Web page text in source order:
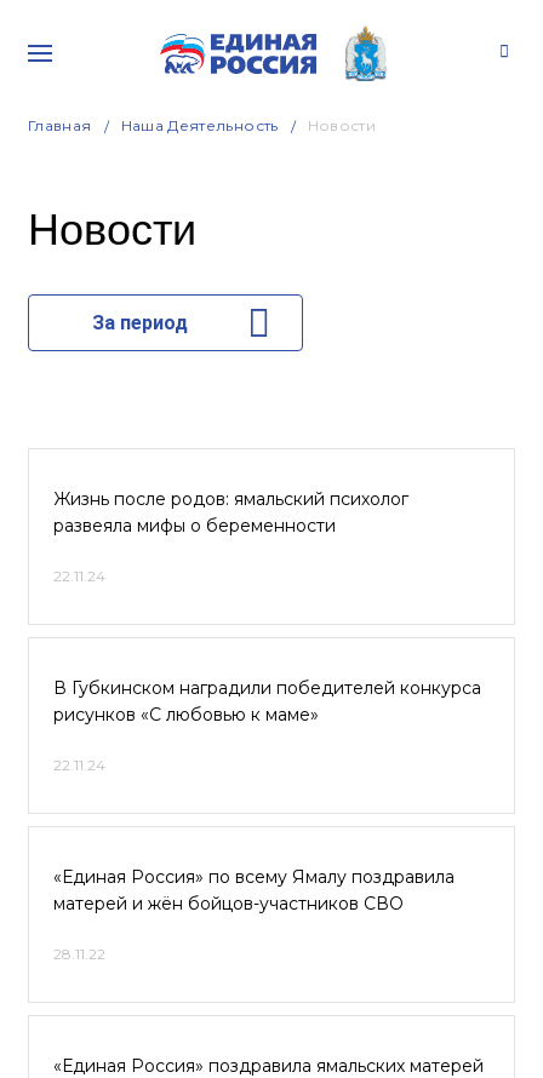
Главная Наша Деятельность Новости
Новости
За период
Жизнь после родов: ямальский психолог
развеяла мифы о беременности
22.11.24
В Губкинском наградили победителей конкурса
рисунков «С любовью к маме»
22.11.24
«Единая Россия» по всему Ямалу поздравила
матерей и жён бойцов-участников СВО
28.11.22
«Единая Россия» поздравила ямальских матерей